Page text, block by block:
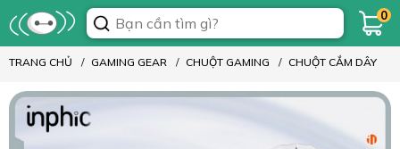
0
TRANG CHỦ GAMING GEAR CHUỘT GAMING CHUỘT CẮM DÂY